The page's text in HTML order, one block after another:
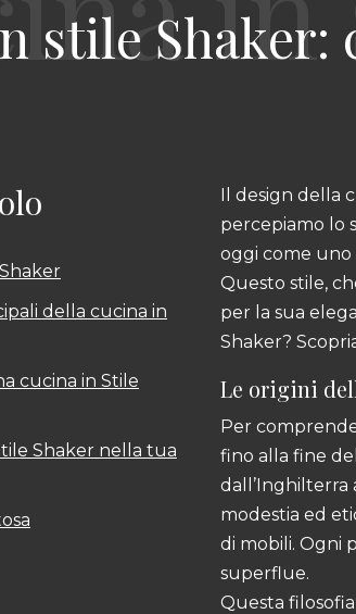
stile Shaker:
della cucina in
cucina in Stile
Shaker nella tua
Il design della
percepiamo lo
oggi come uno
Questo stile,
per la sua
Shaker?
Le origini
Per
fino alla fine
dall’Inghilterra
modestia ed
di mobili. Ogni
superflue.
Questa